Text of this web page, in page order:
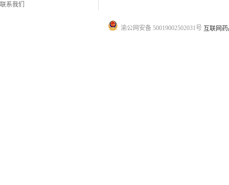
联系我们
渝公网安备 50019002502031号 互联网